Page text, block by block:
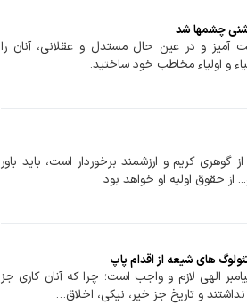
چشمها شد
آمیز و در عین حال مستدل و عقلانی، آنان را
و اولیاء مخاطب خود ساختید.
گوهری کریم و ارزشمند برخوردار است، باید باور
از حقوق اولیه او خواهد بود
های شیعه از اقدام پاپ
الهی لازم و واجب است؛ چرا که آنان کاری جز
و تاریخ جز خیر، نیکی، اخلاق…